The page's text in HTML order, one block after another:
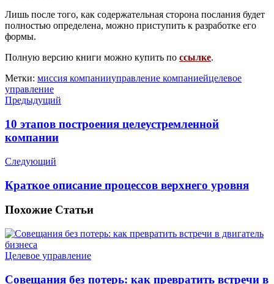
Лишь после того, как содержательная сторона послания будет
полностью определена, можно приступить к разработке его
формы.
Полную версию книги можно купить по ссылке.
Метки: миссия компанииуправление компаниейцелевое
управление
Предыдущий
10 этапов построения целеустремленной
компании
Следующий
Краткое описание процессов верхнего уровня
Похожие Статьи
Целевое управление
Совещания без потерь: как превратить встречи в